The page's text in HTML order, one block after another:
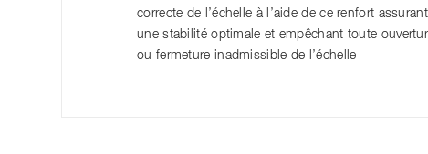
correcte de l’échelle à l’aide de ce renfort assurant
une stabilité optimale et empêchant toute
ou fermeture inadmissible de l’échelle